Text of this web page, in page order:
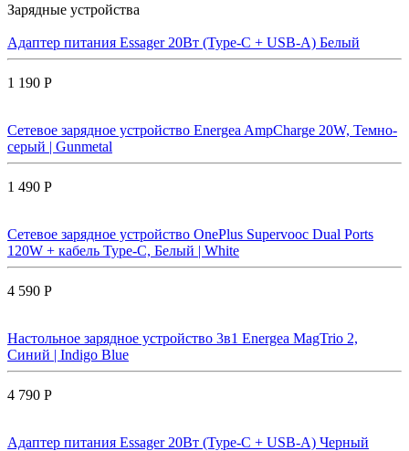
Зарядные устройства
Адаптер питания Essager 20Вт (Type-C + USB-A) Белый
1 190 Р
Сетевое зарядное устройство Energea AmpCharge 20W, Темно-
серый | Gunmetal
1 490 Р
Сетевое зарядное устройство OnePlus Supervooc Dual Ports
120W + кабель Type-C, Белый | White
4 590 Р
Настольное зарядное устройство 3в1 Energea MagTrio 2,
Синий | Indigo Blue
4 790 Р
Адаптер питания Essager 20Вт (Type-C + USB-A) Черный